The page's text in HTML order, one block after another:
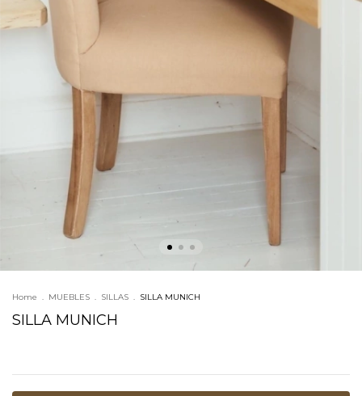
Home . MUEBLES . SILLAS . SILLA MUNICH
SILLA MUNICH